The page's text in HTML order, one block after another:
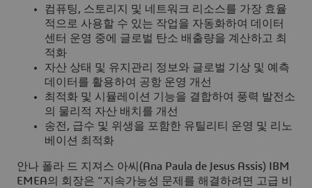
컴퓨팅, 스토리지 및 네트워크 리소스를 가장 효율
적으로 사용할 수 있는 작업을 자동화하여 데이터
센터 운영 중에 글로벌 탄소 배출량을 계산하고 최
적화
자산 상태 및 유지관리 정보와 글로벌 기상 및 예측
데이터를 활용하여 공항 운영 개선
최적화 및 시뮬레이션 기능을 결합하여 풍력 발전소
의 물리적 자산 배치를 개선
송전, 급수 및 위생을 포함한 유틸리티 운영 및 리노
베이션 최적화
안나 폴라 드 지져스 아씨(Ana Paula de Jesus Assis) IBM
EMEA의 회장은 “지속가능성 문제를 해결하려면 고급 비